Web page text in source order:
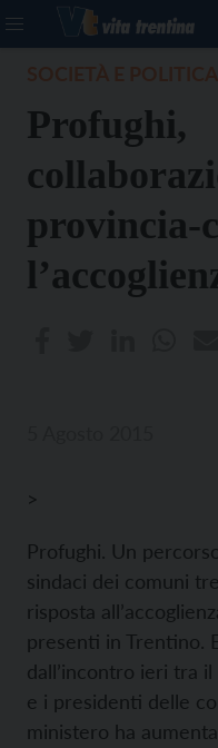
Profughi,
provincia-
>
Profughi. Un
sindaci dei comuni
risposta
presenti in Trentino.
dall’incontro ieri tra
e i presidenti delle
ministero ha